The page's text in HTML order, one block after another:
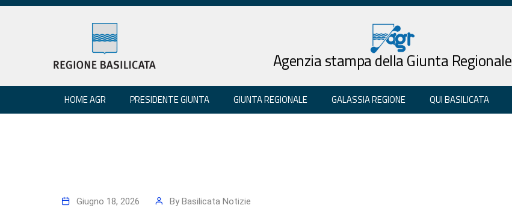
Agenzia stampa della Giunta Regionale
HOME AGR PRESIDENTE GIUNTA GIUNTA REGIONALE GALASSIA REGIONE QUI BASILICATA
Giugno 18, 2026 By Basilicata Notizie